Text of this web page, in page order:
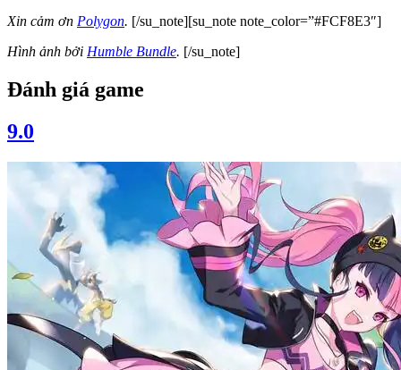
Xin cảm ơn Polygon. [/su_note][su_note note_color=”#FCF8E3″]
Hình ảnh bởi Humble Bundle. [/su_note]
Đánh giá game
9.0